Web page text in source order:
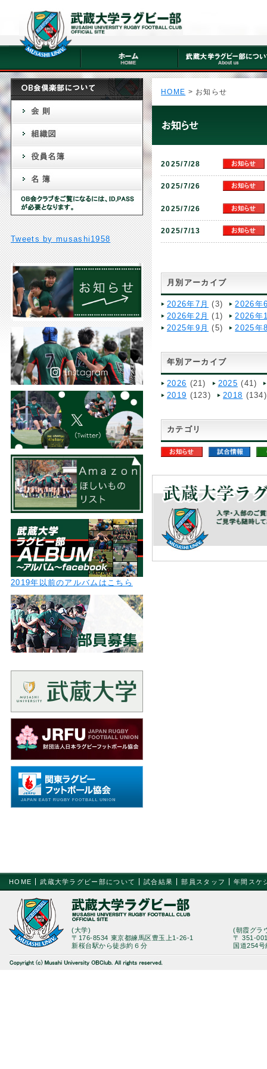
HOME > お知らせ
2025/7/28
2025/7/26
2025/7/26
2025/7/13
月別アーカイブ
2026年7月 (3)
2026年
2026年2月 (1)
2026年
2025年9月 (5) 2025年
年別アーカイブ
2026 (21) 2025 (41)
2019 (123) 2018 (134)
カテゴリ
Tweets by musashi1958
2019年以前のアルバムはこちら
HOME 武蔵大学ラグビー部について 試合結果 部員スタッフ 年間スケ
(大学)
〒176-8534 東京都練馬区豊玉上1-26-1
新桜台駅から徒歩約６分
(朝霞グラ
〒 351-
国道254